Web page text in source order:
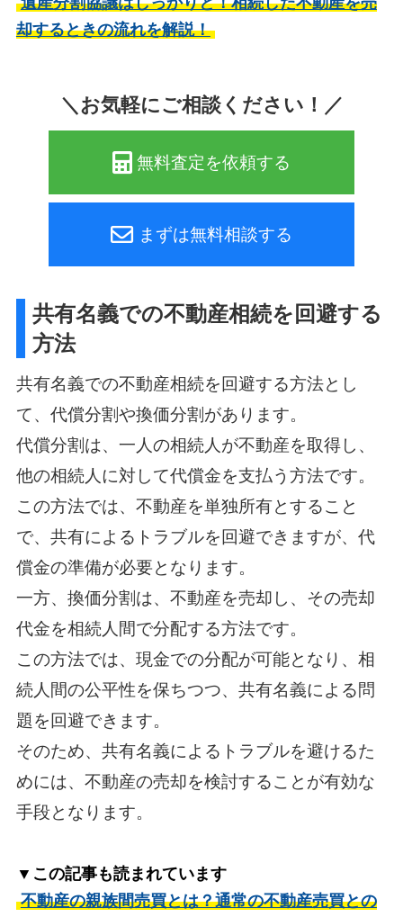
却するときの流れを解説！
＼お気軽にご相談ください！／
無料査定を依頼する
まずは無料相談する
共有名義での不動産相続を回避する
方法
共有名義での不動産相続を回避する方法とし
て、代償分割や換価分割があります。
代償分割は、一人の相続人が不動産を取得し、
他の相続人に対して代償金を支払う方法です。
この方法では、不動産を単独所有とすること
で、共有によるトラブルを回避できますが、代
償金の準備が必要となります。
一方、換価分割は、不動産を売却し、その売却
代金を相続人間で分配する方法です。
この方法では、現金での分配が可能となり、相
続人間の公平性を保ちつつ、共有名義による問
題を回避できます。
そのため、共有名義によるトラブルを避けるた
めには、不動産の売却を検討することが有効な
手段となります。
▼この記事も読まれています
不動産の親族間売買とは？通常の不動産売買との